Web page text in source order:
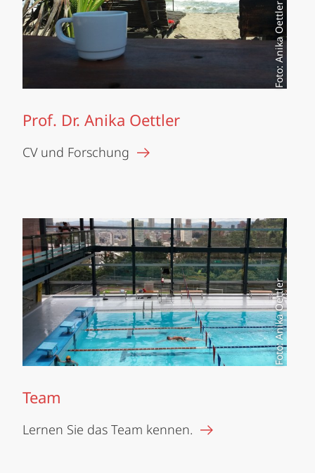
Foto: Anika Oettler
Prof. Dr. Anika Oettler
CV und Forschung
Foto: Anika Oettler
Team
Lernen Sie das Team kennen.